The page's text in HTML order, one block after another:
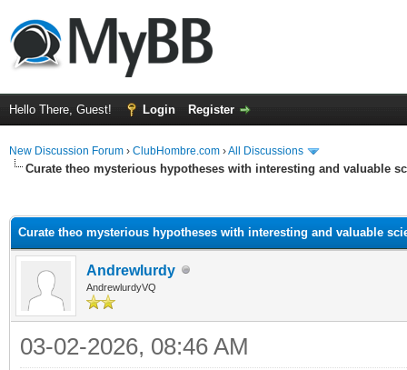
Hello There, Guest! Login Register
New Discussion Forum › ClubHombre.com ›All Discussions
Curate theo mysterious hypotheses with interesting and valuable
Curate theo mysterious hypotheses with interesting and valuable
Andrewlurdy
AndrewlurdyVQ
03-02-2026, 08:46 AM